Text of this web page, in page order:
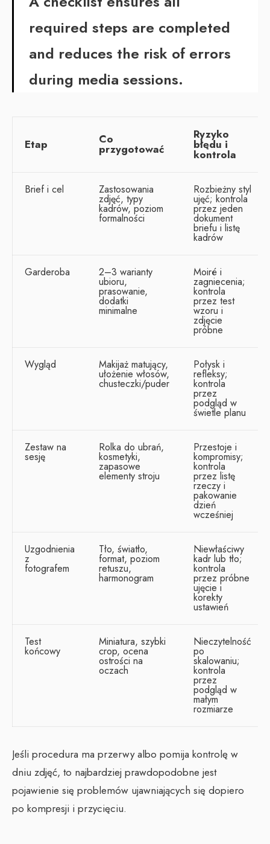
required steps are completed
and reduces the risk of errors
during media sessions.
Etap Co
przygotować
Ryzyko
błędu i
kontrola
Brief i cel Zastosowania
zdjęć, typy
kadrów, poziom
formalności
Rozbieżny styl
ujęć; kontrola
przez jeden
dokument
briefu i listę
kadrów
Garderoba 2–3 warianty
ubioru,
prasowanie,
dodatki
minimalne
Moiré i
zagniecenia;
kontrola
przez test
wzoru i
zdjęcie
próbne
Wygląd Makijaż matujący,
ułożenie włosów,
chusteczki/puder
Połysk i
refleksy;
kontrola
przez
podgląd w
świetle planu
Zestaw na
sesję
Rolka do ubrań,
kosmetyki,
zapasowe
elementy stroju
Przestoje i
kompromisy;
kontrola
przez listę
rzeczy i
pakowanie
dzień
wcześniej
Uzgodnienia
z
fotografem
Tło, światło,
format, poziom
retuszu,
harmonogram
Niewłaściwy
kadr lub tło;
kontrola
przez próbne
ujęcie i
korekty
ustawień
Test
końcowy
Miniatura, szybki
crop, ocena
ostrości na
oczach
Nieczytelność
po
skalowaniu;
kontrola
przez
podgląd w
małym
rozmiarze
Jeśli procedura ma przerwy albo pomija kontrolę w
dniu zdjęć, to najbardziej prawdopodobne jest
pojawienie się problemów ujawniających się dopiero
po kompresji i przycięciu.